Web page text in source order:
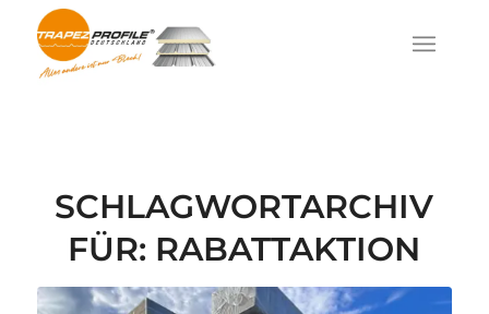
SCHLAGWORTARCHIV
FÜR: RABATTAKTION